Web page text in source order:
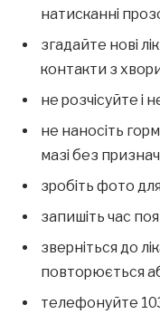
натисканні
згадайте нові
контакти з
не розчісуйте і
не наносіть
мазі без
зробіть фото
запишіть час
зверніться до
повторюється
телефонуйте